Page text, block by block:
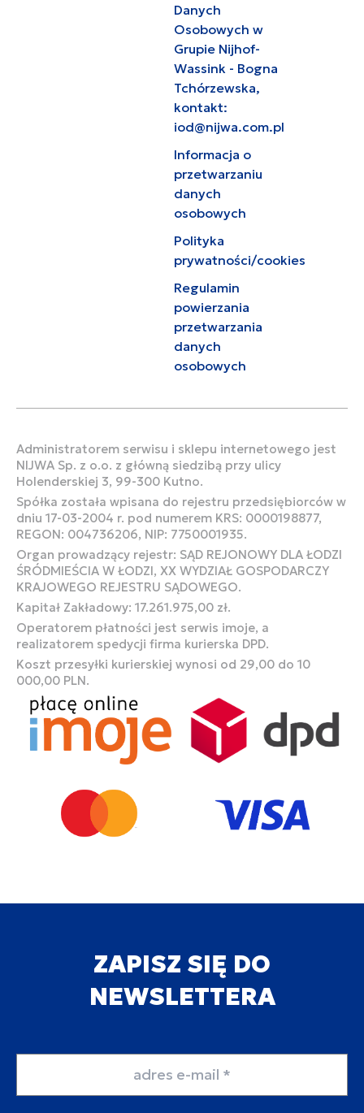
Danych
Osobowych w
Grupie Nijhof-
Wassink - Bogna
Tchórzewska,
kontakt:
iod@nijwa.com.pl
Informacja o
przetwarzaniu
danych
osobowych
Polityka
prywatności/cookies
Regulamin
powierzania
przetwarzania
danych
osobowych
Administratorem serwisu i sklepu internetowego jest
NIJWA Sp. z o.o. z główną siedzibą przy ulicy
Holenderskiej 3, 99-300 Kutno.
Spółka została wpisana do rejestru przedsiębiorców w
dniu 17-03-2004 r. pod numerem KRS: 0000198877,
REGON: 004736206, NIP: 7750001935.
Organ prowadzący rejestr: SĄD REJONOWY DLA ŁODZI
ŚRÓDMIEŚCIA W ŁODZI, XX WYDZIAŁ GOSPODARCZY
KRAJOWEGO REJESTRU SĄDOWEGO.
Kapitał Zakładowy: 17.261.975,00 zł.
Operatorem płatności jest serwis imoje, a
realizatorem spedycji firma kurierska DPD.
Koszt przesyłki kurierskiej wynosi od 29,00 do 10
000,00 PLN.
ZAPISZ SIĘ DO
NEWSLETTERA